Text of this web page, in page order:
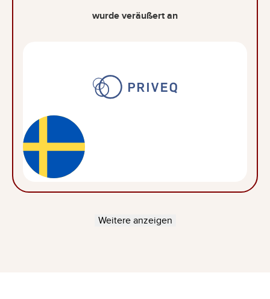
wurde veräußert an
Weitere anzeigen